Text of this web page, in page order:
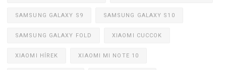
SAMSUNG GALAXY S9 SAMSUNG GALAXY S10
SAMSUNG GALAXY FOLD XIAOMI CUCCOK
XIAOMI HÍREK XIAOMI MI NOTE 10